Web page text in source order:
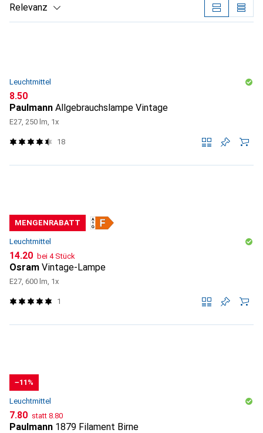
Relevanz
Leuchtmittel
CHF
8.50
Paulmann Allgebrauchslampe Vintage
E27, 250 lm, 1x
18
MENGENRABATT
Leuchtmittel
CHF
14.20 bei 4 Stück
Osram Vintage-Lampe
E27, 600 lm, 1x
1
−11%
Leuchtmittel
CHF
7.80 statt CHF
8.80
Paulmann 1879 Filament Birne